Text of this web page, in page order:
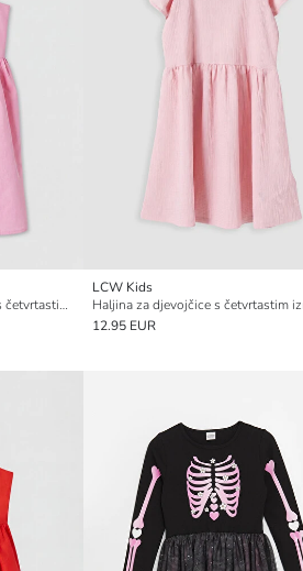
Djevojačka popelinska haljina s četvrtastim ovratnikom
LCW Kids
12.95 EUR